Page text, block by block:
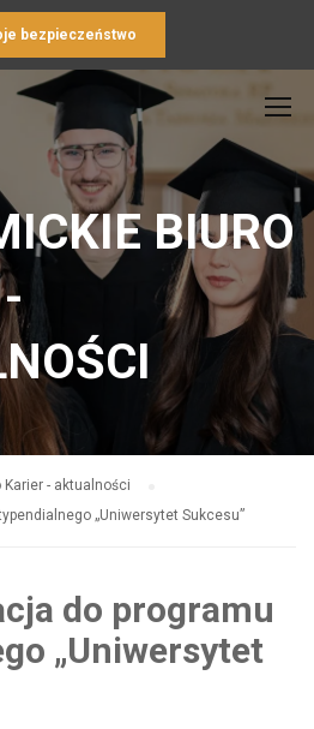
bezpieczeństwo
BIURO
- aktualności
„Uniwersytet Sukcesu”
do programu
„Uniwersytet